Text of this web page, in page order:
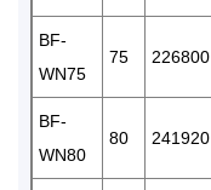
BF-
WN75
75 226800
BF-
WN80
80 241920